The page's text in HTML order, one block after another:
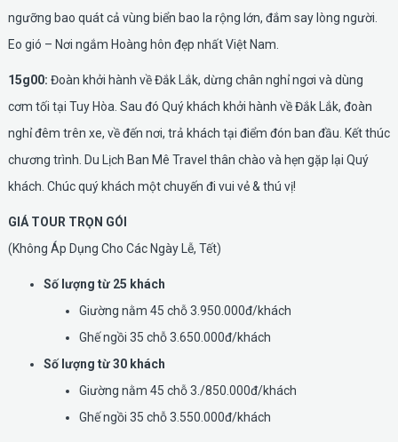
ngưỡng bao quát cả vùng biển bao la rộng lớn, đắm say lòng người.
Eo gió – Nơi ngắm Hoàng hôn đẹp nhất Việt Nam.
15g00: Đoàn khởi hành về Đắk Lắk, dừng chân nghỉ ngơi và dùng
cơm tối tại Tuy Hòa. Sau đó Quý khách khởi hành về Đắk Lắk, đoàn
nghỉ đêm trên xe, về đến nơi, trả khách tại điểm đón ban đầu. Kết thúc
chương trình. Du Lịch Ban Mê Travel thân chào và hẹn gặp lại Quý
khách. Chúc quý khách một chuyến đi vui vẻ & thú vị!
GIÁ TOUR TRỌN GÓI
(Không Áp Dụng Cho Các Ngày Lễ, Tết)
Số lượng từ 25 khách
Giường nằm 45 chỗ 3.950.000đ/khách
Ghế ngồi 35 chỗ 3.650.000đ/khách
Số lượng từ 30 khách
Giường nằm 45 chỗ 3./850.000đ/khách
Ghế ngồi 35 chỗ 3.550.000đ/khách